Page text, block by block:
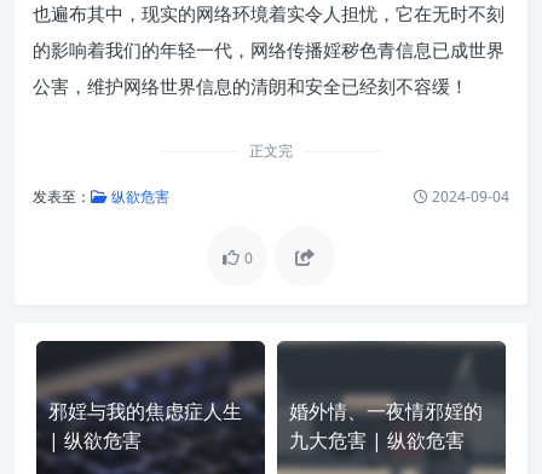
也遍布其中，现实的网络环境着实令人担忧，它在无时不刻
的影响着我们的年轻一代，网络传播婬秽色青信息已成世界
公害，维护网络世界信息的清朗和安全已经刻不容缓！
正文完
发表至： 纵欲危害 2024-09-04
0
邪婬与我的焦虑症人生
| 纵欲危害
婚外情、一夜情邪婬的
九大危害 | 纵欲危害